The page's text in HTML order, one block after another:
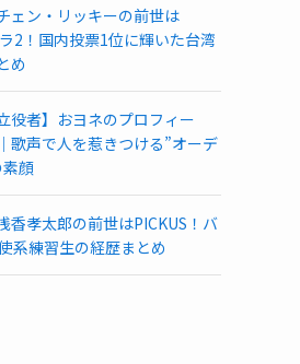
ェン・リッキーの前世は
2！国内投票1位に輝いた台湾
め
役者】おヨネのプロフィー
歌声で人を惹きつける”オーデ
顔
香孝太郎の前世はPICKUS！バ
系練習生の経歴まとめ